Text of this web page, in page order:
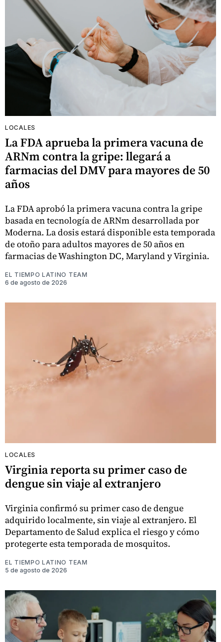
LOCALES
La FDA aprueba la primera vacuna de
ARNm contra la gripe: llegará a
farmacias del DMV para mayores de 50
años
La FDA aprobó la primera vacuna contra la gripe
basada en tecnología de ARNm desarrollada por
Moderna. La dosis estará disponible esta temporada
de otoño para adultos mayores de 50 años en
farmacias de Washington DC, Maryland y Virginia.
EL TIEMPO LATINO TEAM
6 de agosto de 2026
LOCALES
Virginia reporta su primer caso de
dengue sin viaje al extranjero
Virginia confirmó su primer caso de dengue
adquirido localmente, sin viaje al extranjero. El
Departamento de Salud explica el riesgo y cómo
protegerte esta temporada de mosquitos.
EL TIEMPO LATINO TEAM
5 de agosto de 2026